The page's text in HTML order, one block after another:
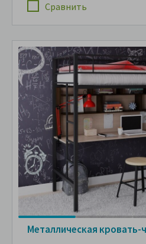
Сравнить
Металлическая кровать-